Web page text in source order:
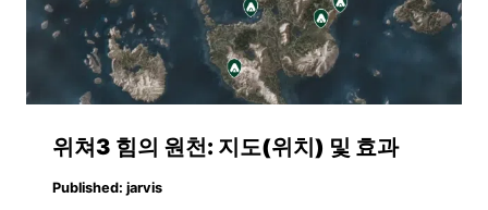
위쳐3 힘의 원천: 지도(위치) 및 효과
Published: jarvis